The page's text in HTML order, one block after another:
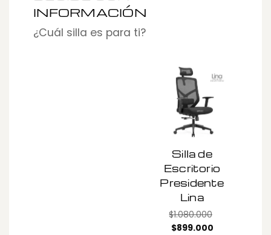
INFORMACIÓN
¿Cuál silla es para ti?
Silla de
Escritorio
Presidente
Lina
$1.080.000
Original
$899.000Current